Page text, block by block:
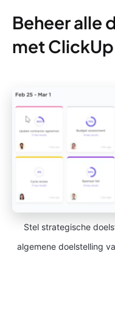
Beheer alle
met
Stel strategische
algemene doelstelling